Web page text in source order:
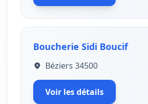
Boucherie Sidi Boucif
Béziers 34500
Voir les détails